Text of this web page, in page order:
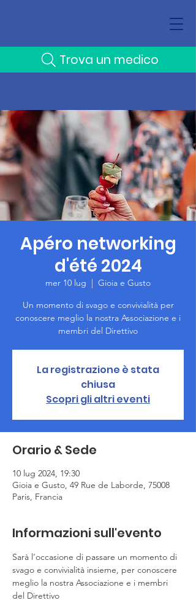
Trova un medico
Apéro networking
d'été 2024
mer 10 lug
  |
Gioia e Gusto
Un momento di svago e convivialità per
conoscere meglio la nostra Associazione e i
membri del Direttivo
La registrazione è stata
chiusa
Scopri gli altri eventi
Orario & Sede
10 lug 2024, 19:30
Gioia e Gusto, 49 Rue de Laborde, 75008
Paris, Francia
Informazioni sull'evento
Sarà l’occasione di passare un momento di
svago e convivialità insieme, per conoscere
meglio la nostra Associazione e i membri
del Direttivo